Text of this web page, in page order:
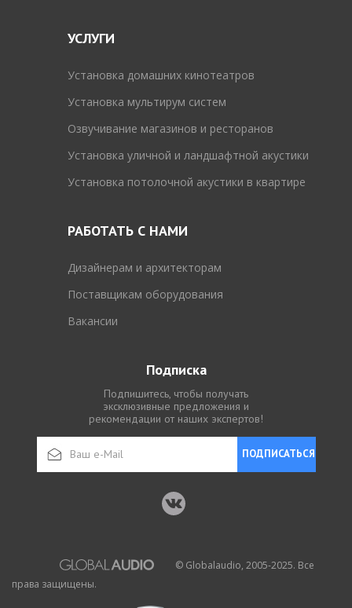
УСЛУГИ
Установка домашних кинотеатров
Установка мультирум систем
Озвучивание магазинов и ресторанов
Установка уличной и ландшафтной акустики
Установка потолочной акустики в квартире
РАБОТАТЬ С НАМИ
Дизайнерам и архитекторам
Поставщикам оборудования
Вакансии
Подписка
Подпишитесь, чтобы получать
эксклюзивные предложения и
рекомендации от наших экспертов!
ПОДПИСАТЬСЯ
© Globalaudio, 2005-2025. Все
права защищены.